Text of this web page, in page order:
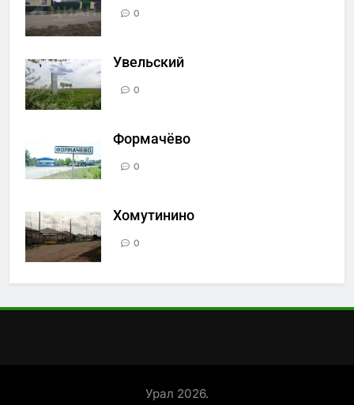
0
Увельский
0
Формачёво
0
Хомутинино
0
Урал 2026.